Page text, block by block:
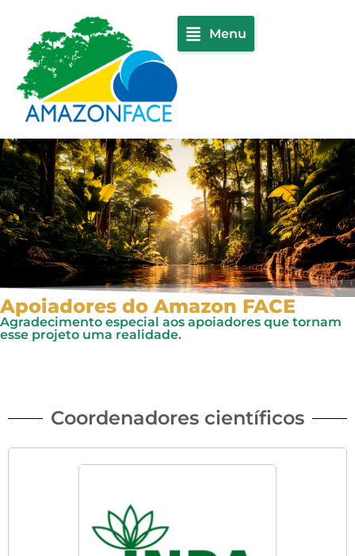
Menu
Apoiadores do Amazon FACE
Agradecimento especial aos apoiadores que tornam
esse projeto uma realidade.
Coordenadores científicos